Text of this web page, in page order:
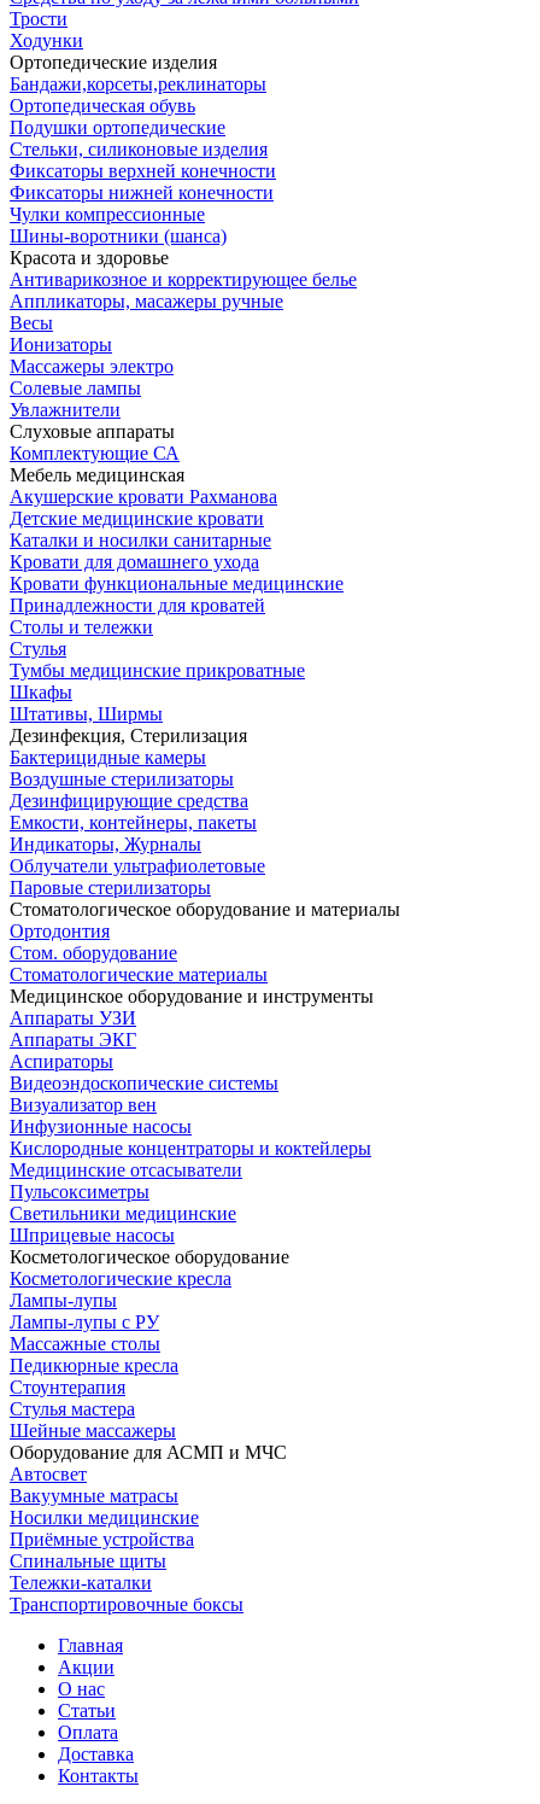
Трости
Ходунки
Ортопедические изделия
Бандажи,корсеты,реклинаторы
Ортопедическая обувь
Подушки ортопедические
Стельки, силиконовые изделия
Фиксаторы верхней конечности
Фиксаторы нижней конечности
Чулки компрессионные
Шины-воротники (шанса)
Красота и здоровье
Антиварикозное и корректирующее белье
Аппликаторы, масажеры ручные
Весы
Ионизаторы
Массажеры электро
Солевые лампы
Увлажнители
Слуховые аппараты
Комплектующие СА
Мебель медицинская
Акушерские кровати Рахманова
Детские медицинские кровати
Каталки и носилки санитарные
Кровати для домашнего ухода
Кровати функциональные медицинские
Принадлежности для кроватей
Столы и тележки
Стулья
Тумбы медицинские прикроватные
Шкафы
Штативы, Ширмы
Дезинфекция, Стерилизация
Бактерицидные камеры
Воздушные стерилизаторы
Дезинфицирующие средства
Емкости, контейнеры, пакеты
Индикаторы, Журналы
Облучатели ультрафиолетовые
Паровые стерилизаторы
Стоматологическое оборудование и материалы
Ортодонтия
Стом. оборудование
Стоматологические материалы
Медицинское оборудование и инструменты
Аппараты УЗИ
Аппараты ЭКГ
Аспираторы
Видеоэндоскопические системы
Визуализатор вен
Инфузионные насосы
Кислородные концентраторы и коктейлеры
Медицинские отсасыватели
Пульсоксиметры
Светильники медицинские
Шприцевые насосы
Косметологическое оборудование
Косметологические кресла
Лампы-лупы
Лампы-лупы с РУ
Массажные столы
Педикюрные кресла
Стоунтерапия
Стулья мастера
Шейные массажеры
Оборудование для АСМП и МЧС
Автосвет
Вакуумные матрасы
Носилки медицинские
Приёмные устройства
Спинальные щиты
Тележки-каталки
Транспортировочные боксы
Главная
Акции
О нас
Статьи
Оплата
Доставка
Контакты